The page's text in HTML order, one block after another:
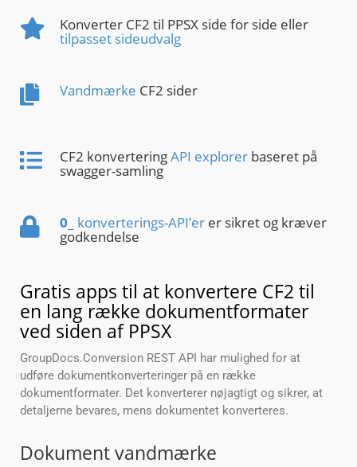
Konverter CF2 til PPSX side for side eller
tilpasset sideudvalg
Vandmærke CF2 sider
CF2 konverteringAPI explorer baseret på
swagger-samling
0 _ konverterings-API’er er sikret og kræver
godkendelse
Gratis apps til at konvertere CF2 til
en lang række dokumentformater
ved siden af PPSX
GroupDocs.Conversion REST API har mulighed for at
udføre dokumentkonverteringer på en række
dokumentformater. Det konverterer nøjagtigt og sikrer, at
detaljerne bevares, mens dokumentet konverteres.
Dokument vandmærke